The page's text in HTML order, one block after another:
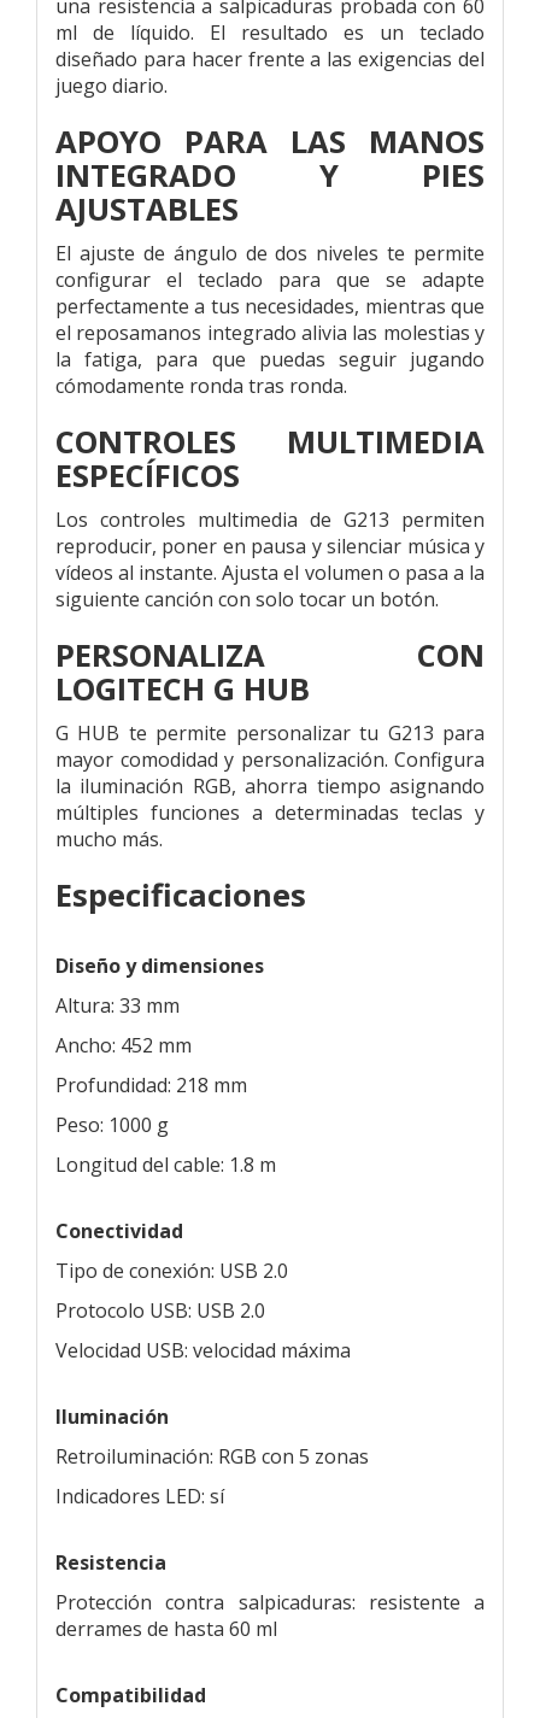
una resistencia a salpicaduras probada con 60
ml de líquido. El resultado es un teclado
diseñado para hacer frente a las exigencias del
juego diario.
APOYO PARA LAS MANOS
INTEGRADO Y PIES
AJUSTABLES
El ajuste de ángulo de dos niveles te permite
configurar el teclado para que se adapte
perfectamente a tus necesidades, mientras que
el reposamanos integrado alivia las molestias y
la fatiga, para que puedas seguir jugando
cómodamente ronda tras ronda.
CONTROLES MULTIMEDIA
ESPECÍFICOS
Los controles multimedia de G213 permiten
reproducir, poner en pausa y silenciar música y
vídeos al instante. Ajusta el volumen o pasa a la
siguiente canción con solo tocar un botón.
PERSONALIZA CON
LOGITECH G HUB
G HUB te permite personalizar tu G213 para
mayor comodidad y personalización. Configura
la iluminación RGB, ahorra tiempo asignando
múltiples funciones a determinadas teclas y
mucho más.
Especificaciones
Diseño y dimensiones
Altura: 33 mm
Ancho: 452 mm
Profundidad: 218 mm
Peso: 1000 g
Longitud del cable: 1.8 m
Conectividad
Tipo de conexión: USB 2.0
Protocolo USB: USB 2.0
Velocidad USB: velocidad máxima
Iluminación
Retroiluminación: RGB con 5 zonas
Indicadores LED: sí
Resistencia
Protección contra salpicaduras: resistente a
derrames de hasta 60 ml
Compatibilidad